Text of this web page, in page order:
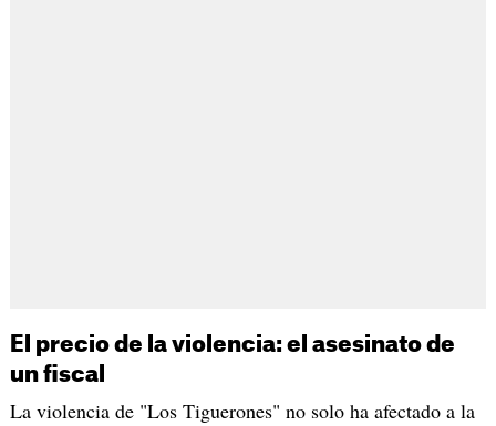
El precio de la violencia: el asesinato de
un fiscal
La violencia de "Los Tiguerones" no solo ha afectado a la